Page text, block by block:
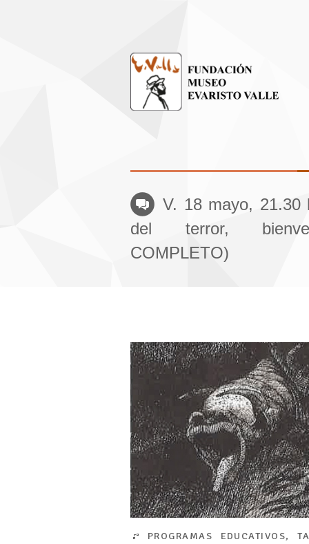
V. 18 mayo, 21.30
del terror,
COMPLETO)
PROGRAMAS EDUCATIVOS,